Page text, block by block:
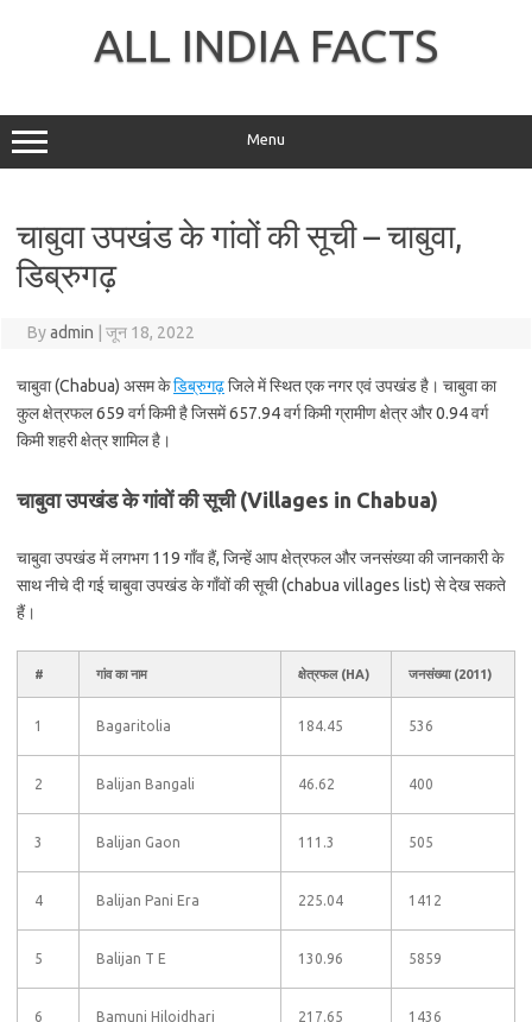
ALL INDIA FACTS
Menu
चाबुवा उपखंड के गांवों की सूची – चाबुवा,
डिब्रुगढ़
Byadmin जून 18, 2022
चाबुवा (Chabua) असम केडिब्रुगढ़जिले में स्थित एक नगर एवं उपखंड है। चाबुवा का
कुल क्षेत्रफल 659 वर्ग किमी है जिसमें 657.94 वर्ग किमी ग्रामीण क्षेत्र और 0.94 वर्ग
किमी शहरी क्षेत्र शामिल है।
चाबुवा उपखंड के गांवों की सूची (Villages in Chabua)
चाबुवा उपखंड में लगभग 119 गाँव हैं, जिन्हें आप क्षेत्रफल और जनसंख्या की जानकारी के
साथ नीचे दी गई चाबुवा उपखंड के गाँवों की सूची (chabua villages list) से देख सकते
हैं।
# गांव का नाम क्षेत्रफल (HA) जनसंख्या (2011)
1 Bagaritolia 184.45 536
2 Balijan Bangali 46.62 400
3 Balijan Gaon 111.3 505
4 Balijan Pani Era 225.04 1412
5 Balijan T E 130.96 5859
6 Bamuni Hiloidhari 217.65 1436